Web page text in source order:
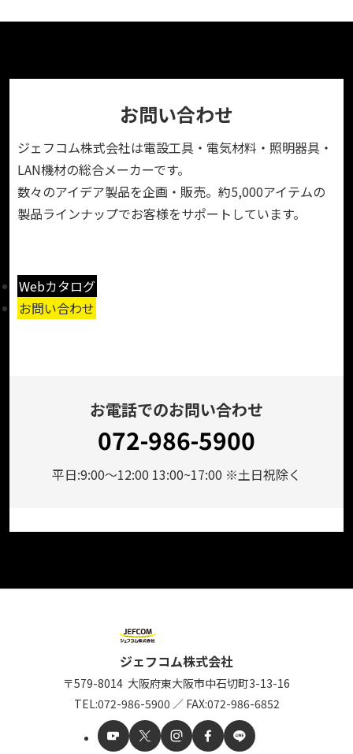
お問い合わせ
ジェフコム株式会社は電設工具・電気材料・照明器具・
LAN機材の総合メーカーです。
数々のアイデア製品を企画・販売。約5,000アイテムの
製品ラインナップでお客様をサポートしています。
Webカタログ
お問い合わせ
お電話でのお問い合わせ
072-986-5900
平日:9:00～12:00 13:00~17:00 ※土日祝除く
ジェフコム株式会社
〒579-8014 大阪府東大阪市中石切町3-13-16
TEL:072-986-5900 ／ FAX:072-986-6852